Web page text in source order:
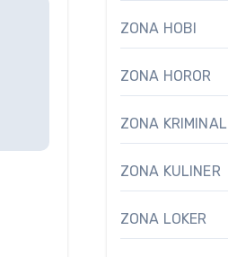
ZONA HOBI
ZONA HOROR
ZONA KRIMINAL
ZONA KULINER
ZONA LOKER